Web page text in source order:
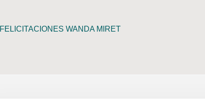
FELICITACIONES WANDA MIRET